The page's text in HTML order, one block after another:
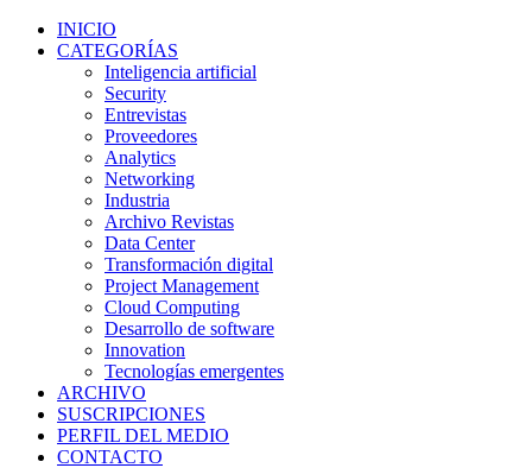
INICIO
CATEGORÍAS
Inteligencia artificial
Security
Entrevistas
Proveedores
Analytics
Networking
Industria
Archivo Revistas
Data Center
Transformación digital
Project Management
Cloud Computing
Desarrollo de software
Innovation
Tecnologías emergentes
ARCHIVO
SUSCRIPCIONES
PERFIL DEL MEDIO
CONTACTO